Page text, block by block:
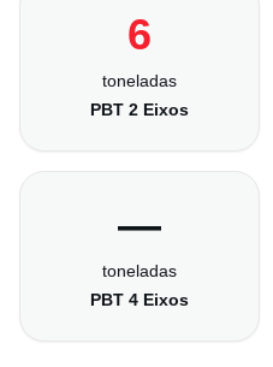
6
toneladas
PBT 2 Eixos
—
toneladas
PBT 4 Eixos